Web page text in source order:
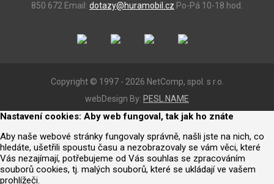
850 672 Email: dotazy@huramobil.cz Po-Pá 10-18 hod.
Copyright © 1997 - 2026 NetComp, spol. s r.o.
webDesign By: PESL.NAME
Nastavení cookies: Aby web fungoval, tak jak ho znáte
Aby naše webové stránky fungovaly správně, našli jste na nich, co
hledáte, ušetřili spoustu času a nezobrazovaly se vám věci, které
Vás nezajímají, potřebujeme od Vás souhlas se zpracováním
souborů cookies, tj. malých souborů, které se ukládají ve vašem
prohlížeči.